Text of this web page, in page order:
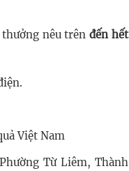
thưởng nêu trênđến hết
Việt Nam
Từ Liêm, Thành